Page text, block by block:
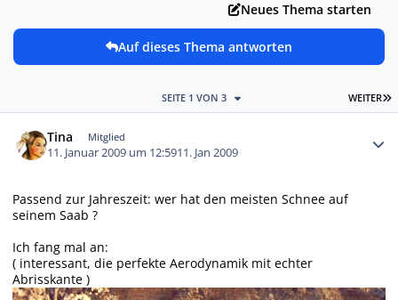
Neues Thema starten
Auf dieses Thema antworten
WEITER
SEITE 1 VON 3
Tina Mitglied
11. Januar 2009 um 12:5911. Jan 2009
Passend zur Jahreszeit: wer hat den meisten Schnee auf
seinem Saab ?
Ich fang mal an:
( interessant, die perfekte Aerodynamik mit echter
Abrisskante )